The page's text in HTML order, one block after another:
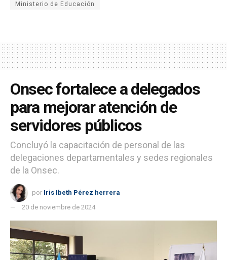
Ministerio de Educación
Onsec fortalece a delegados
para mejorar atención de
servidores públicos
Concluyó la capacitación de personal de las
delegaciones departamentales y sedes regionales
de la Onsec.
por Iris Ibeth Pérez herrera
20 de noviembre de 2024